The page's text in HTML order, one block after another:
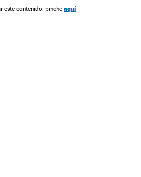
este contenido, pinche aquí